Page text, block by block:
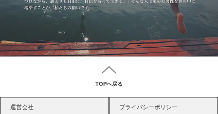
TOPへ戻る
運営会社 プライバシーポリシー